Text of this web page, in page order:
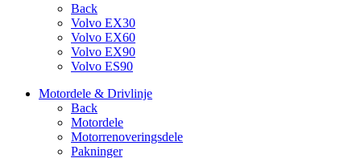
Back
Volvo EX30
Volvo EX60
Volvo EX90
Volvo ES90
Motordele & Drivlinje
Back
Motordele
Motorrenoveringsdele
Pakninger